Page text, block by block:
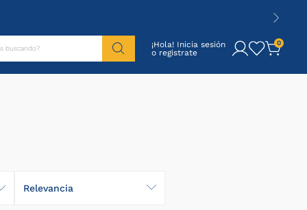
¡Hola! Inicia sesión 0
Relevancia